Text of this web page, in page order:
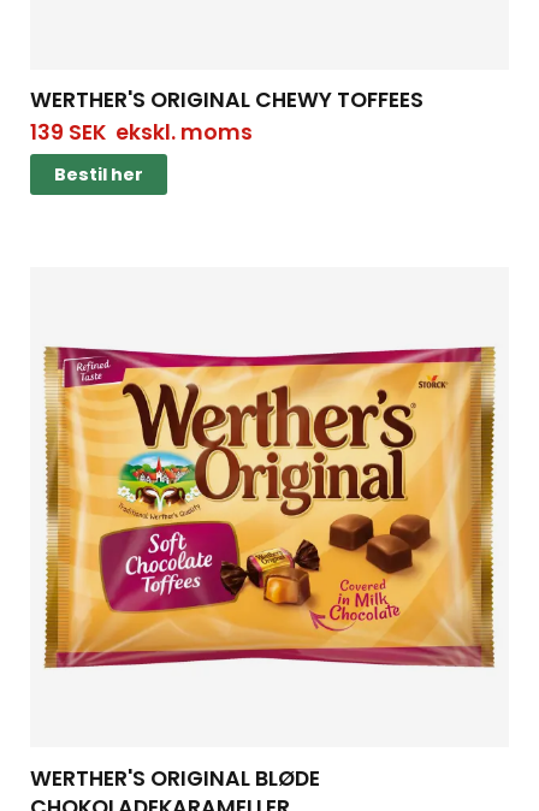
WERTHER'S ORIGINAL CHEWY TOFFEES
139 SEKekskl. moms
Bestil her
WERTHER'S ORIGINAL BLØDE